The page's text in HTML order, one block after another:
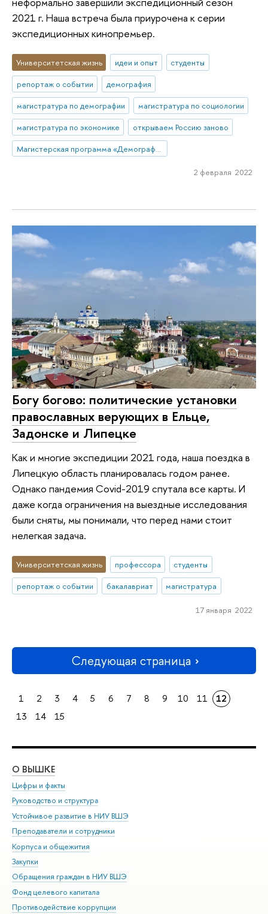
2021 г. Наша встреча была приурочена к серии
экспедиционных кинопремьер.
Университетская жизнь идеи и опыт
студенты
репортаж о событии
демография
магистратура по демографии
магистратура по социологии
магистратура по экономике
открываем Россию заново
2 февраля 2022
Богу богово: политические установки
православных верующих в Ельце,
Задонске и Липецке
Как и многие экспедиции 2021 года, наша поездка в
Липецкую область планировалась годом ранее.
Однако пандемия Сovid-2019 спутала все карты. И
даже когда ограничения на выездные исследования
были сняты, мы понимали, что перед нами стоит
нелегкая задача.
Университетская жизнь профессора
студенты
репортаж о событии
бакалавриат магистратура
17 января 2022
Следующая страница
1 2 3 4 5 6 7 8 9 10 11
12
13
14 15
О ВЫШКЕ
Цифры и факты
Руководство и структура
Устойчивое развитие в НИУ ВШЭ
Преподаватели и сотрудники
Корпуса и общежития
Закупки
Обращения граждан в НИУ ВШЭ
Фонд целевого капитала
Противодействие коррупции